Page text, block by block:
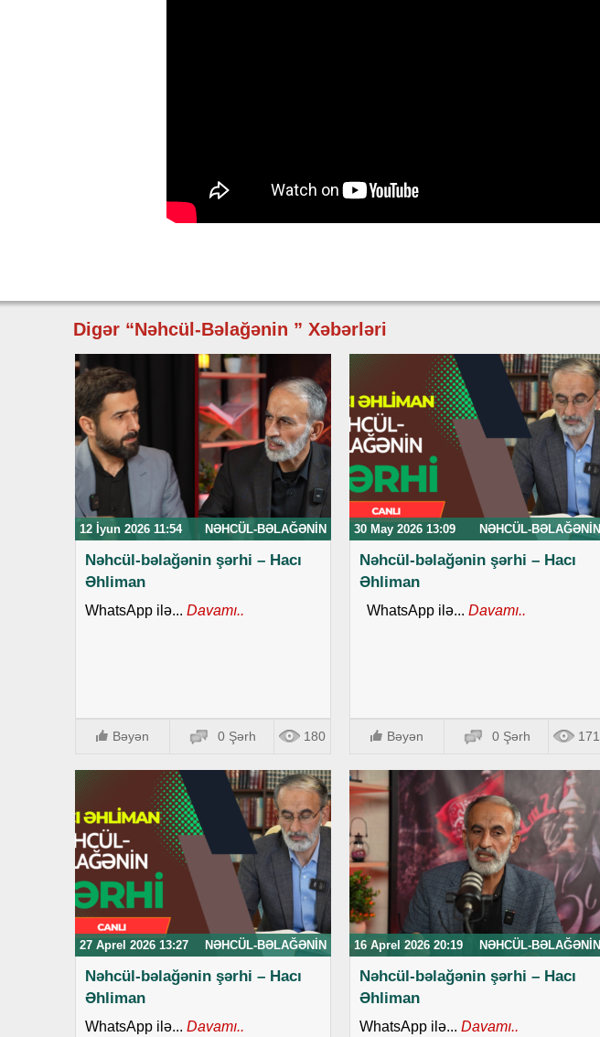
Digər “Nəhcül-Bəlağənin ” Xəbərləri
12 İyun 2026 11:54 NƏHCÜL-BƏLAĞƏNIN
Nəhcül-bəlağənin şərhi – Hacı
Əhliman
WhatsApp ilə... Davamı..
Bəyən 0 Şərh 180
30 May 2026 13:09 NƏHCÜL-BƏLAĞƏNIN
Nəhcül-bəlağənin şərhi – Hacı
Əhliman
WhatsApp ilə... Davamı..
Bəyən 0 Şərh 171
27 Aprel 2026 13:27 NƏHCÜL-BƏLAĞƏNIN
Nəhcül-bəlağənin şərhi – Hacı
Əhliman
WhatsApp ilə... Davamı..
16 Aprel 2026 20:19 NƏHCÜL-BƏLAĞƏNIN
Nəhcül-bəlağənin şərhi – Hacı
Əhliman
WhatsApp ilə... Davamı..